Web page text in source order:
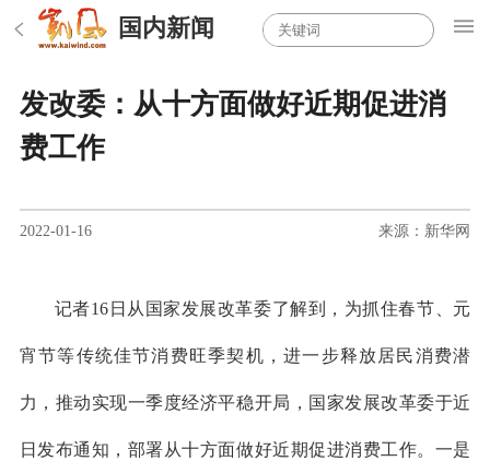
国内新闻
发改委：从十方面做好近期促进消
费工作
2022-01-16 来源：新华网
记者16日从国家发展改革委了解到，为抓住春节、元
宵节等传统佳节消费旺季契机，进一步释放居民消费潜
力，推动实现一季度经济平稳开局，国家发展改革委于近
日发布通知，部署从十方面做好近期促进消费工作。一是